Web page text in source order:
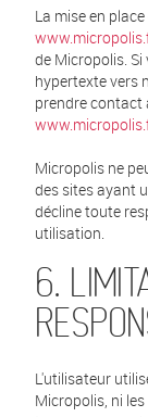
La mise en
de Micropolis.
hypertexte vers
prendre contact
Micropolis ne
des sites ayant
décline toute
utilisation.
6.
L'utilisateur
Micropolis, ni